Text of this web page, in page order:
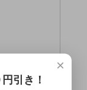
×
引き！